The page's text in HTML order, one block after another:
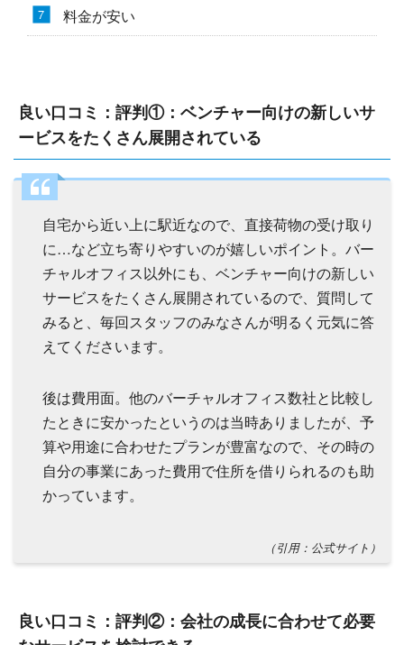
料金が安い
良い口コミ：評判①：ベンチャー向けの新しいサ
ービスをたくさん展開されている
自宅から近い上に駅近なので、直接荷物の受け取り
に…など立ち寄りやすいのが嬉しいポイント。バー
チャルオフィス以外にも、ベンチャー向けの新しい
サービスをたくさん展開されているので、質問して
みると、毎回スタッフのみなさんが明るく元気に答
えてくださいます。
後は費用面。他のバーチャルオフィス数社と比較し
たときに安かったというのは当時ありましたが、予
算や用途に合わせたプランが豊富なので、その時の
自分の事業にあった費用で住所を借りられるのも助
かっています。
（引用：公式サイト）
良い口コミ：評判②：会社の成長に合わせて必要